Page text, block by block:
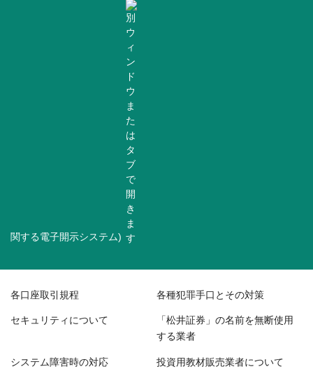
関する電子開示システム)
各口座取引規程 各種犯罪手口とその対策
セキュリティについて 「松井証券」の名前を無断使用
する業者
システム障害時の対応 投資用教材販売業者について